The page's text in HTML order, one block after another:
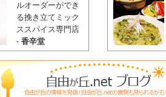
ルオーダーができ
る挽き立てミック
ススパイス専門店
- 香辛堂